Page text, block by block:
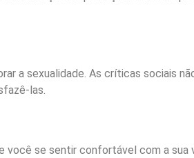
a sexualidade. As críticas sociais
las.
você se sentir confortável com a